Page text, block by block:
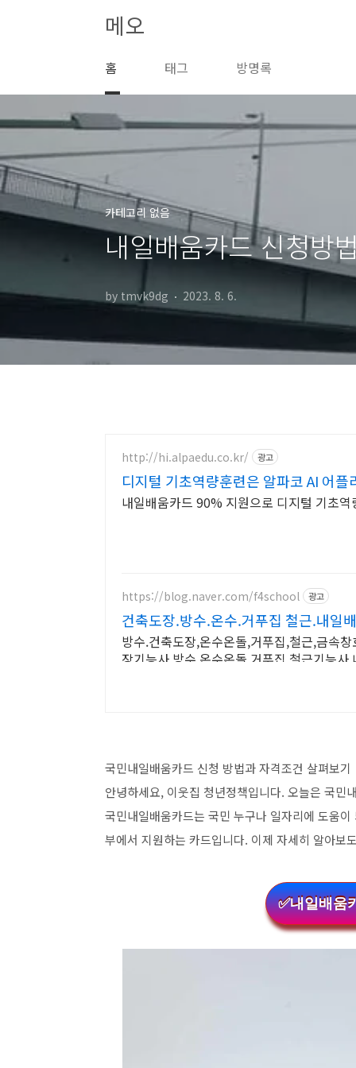
메오
홈 태그 방명록
카테고리 없음
내일배움카드 신청방
by tmvk9dg 2023. 8. 6.
http://hi.alpaedu.co.kr/ 광고
디지털 기초역량훈련은 알파코 AI 어플
내일배움카드 90% 지원으로 디지털 기초
https://blog.naver.com/f4school 광고
건축도장.방수.온수.거푸집 철근.내일
방수.건축도장,온수온돌,거푸집,철근,금속
장기능사,방수,온수온돌,거푸집,철근기능
국민내일배움카드 신청 방법과 자격조건 살펴보기
안녕하세요, 이웃집 청년정책입니다. 오늘은 국민
국민내일배움카드는 국민 누구나 일자리에 도움
부에서 지원하는 카드입니다. 이제 자세히 알아보
✅내일배움